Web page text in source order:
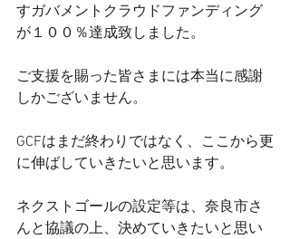
すガバメントクラウドファンディング
が１００％達成致しました。
ご支援を賜った皆さまには本当に感謝
しかございません。
GCFはまだ終わりではなく、ここから更
に伸ばしていきたいと思います。
ネクストゴールの設定等は、奈良市さ
んと協議の上、決めていきたいと思い